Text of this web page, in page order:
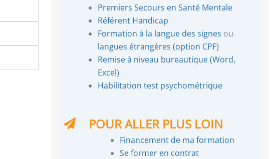
Premiers Secours en Santé Mentale
Référent Handicap
Formation à la langue des signes ou
langues étrangères (option CPF)
Remise à niveau bureautique (Word,
Excel)
Habilitation test psychométrique
POUR ALLER PLUS LOIN
Financement de ma formation
Se former en contrat